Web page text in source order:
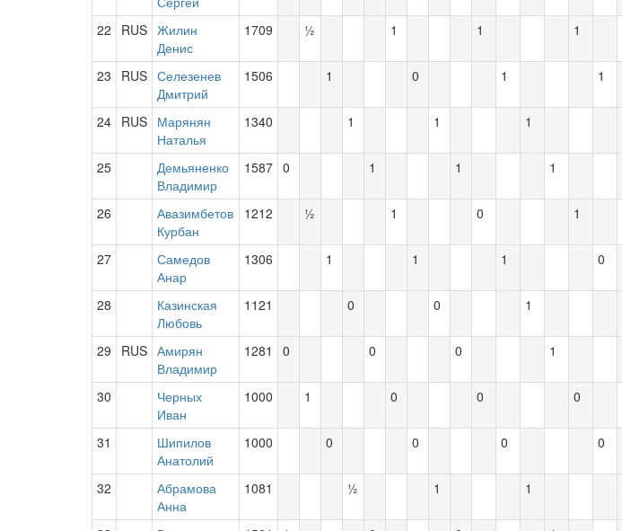
22 RUS Жилин
Денис
1709 ½ 1 1 1
23 RUS Селезенев
Дмитрий
1506 1 0 1 1
24 RUS Марянян
Наталья
1340 1 1 1
25
Демьяненко
Владимир
1587 0 1 1 1
26
Авазимбетов
Курбан
1212 ½ 1 0 1
27
Самедов
Анар
1306 1 1 1 0
28
Казинская
Любовь
1121 0 0 1
29 RUS Амирян
Владимир
1281 0 0 0 1
30
Черных
Иван
1000 1 0 0 0
31
Шипилов
Анатолий
1000 0 0 0 0
32
Абрамова
Анна
1081 ½ 1 1